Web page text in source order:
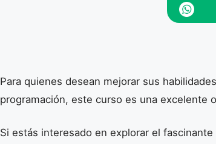
Para quienes desean mejorar sus
programación, este curso es una excelente
Si estás interesado en explorar el